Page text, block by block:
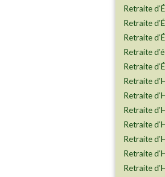
Retraite
Retraite
Retraite
Retraite
Retraite
Retraite
​​​​​​​Retraite
Retraite
Retraite
Retraite
Retraite
Retraite